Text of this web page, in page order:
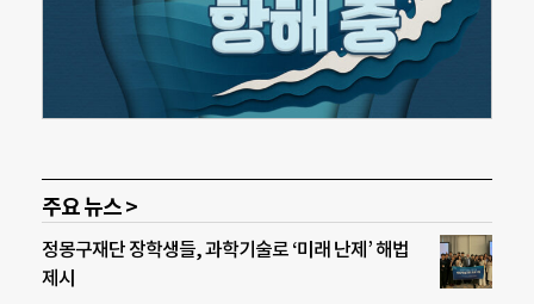
주요 뉴스 >
정몽구재단 장학생들, 과학기술로 ‘미래 난제’ 해법
제시